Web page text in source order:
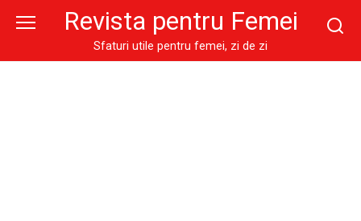
Revista pentru Femei
Sfaturi utile pentru femei, zi de zi